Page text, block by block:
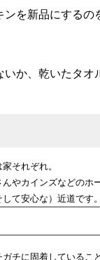
ンを新品にするの
いか、乾いたタオ
それぞれ。
やカインズなどのホ
て安心な）近道です
チに固着しているこ